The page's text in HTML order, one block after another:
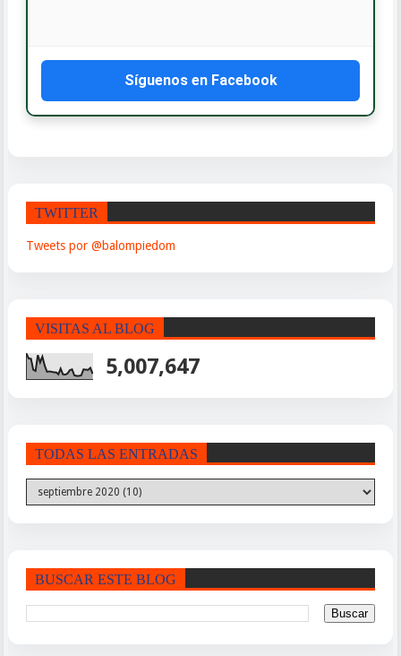
Síguenos en Facebook
TWITTER
Tweets por @balompiedom
VISITAS AL BLOG
5,007,647
TODAS LAS ENTRADAS
BUSCAR ESTE BLOG